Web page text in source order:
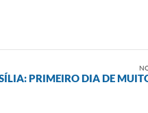
PRIMEIRO DIA DE